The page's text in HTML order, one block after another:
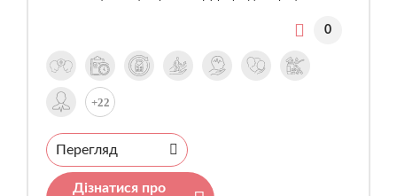
0
+22
Перегляд
Дізнатися про